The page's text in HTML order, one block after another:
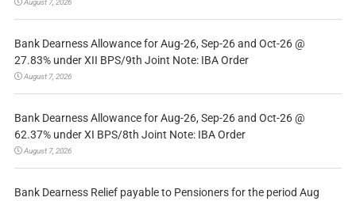
August 7, 2026
Bank Dearness Allowance for Aug-26, Sep-26 and Oct-26 @
27.83% under XII BPS/9th Joint Note: IBA Order
August 7, 2026
Bank Dearness Allowance for Aug-26, Sep-26 and Oct-26 @
62.37% under XI BPS/8th Joint Note: IBA Order
August 7, 2026
Bank Dearness Relief payable to Pensioners for the period Aug